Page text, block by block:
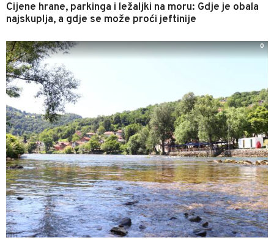
Cijene hrane, parkinga i ležaljki na moru: Gdje je obala
najskuplja, a gdje se može proći jeftinije
0